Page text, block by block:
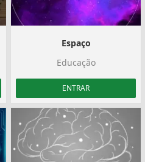
Espaço
Educação
ENTRAR